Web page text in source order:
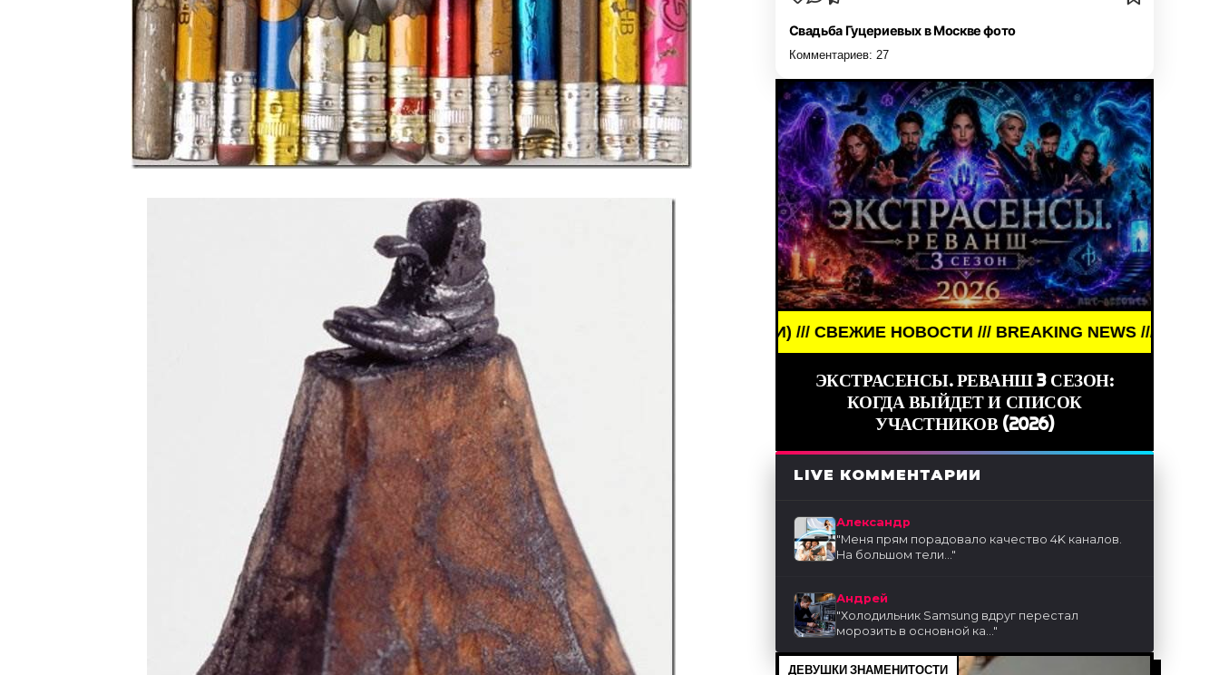
Свадьба Гуцериевых в Москве фото
Комментариев: 27
BREAKING NEWS /// НОВОСТИ (СМИ) /// СВЕЖИЕ НОВОСТИ /// BREAKING NEWS /// НОВОСТИ (СМИ) ///
ЭКСТРАСЕНСЫ. РЕВАНШ 3 СЕЗОН:
КОГДА ВЫЙДЕТ И СПИСОК
УЧАСТНИКОВ (2026)
LIVE КОММЕНТАРИИ
Александр
"Меня прям порадовало качество 4K каналов.
На большом тели..."
Андрей
"Холодильник Samsung вдруг перестал
морозить в основной ка..."
ДЕВУШКИ ЗНАМЕНИТОСТИ